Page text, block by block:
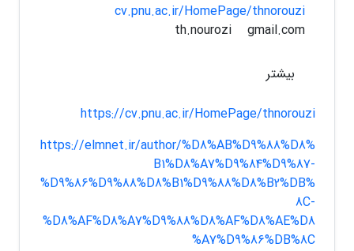
cv.pnu.ac.ir/HomePage/thnorouzi
gmail.com
بیشتر
https://cv.pnu.ac.ir/HomePage/thnorouzi
https://elmnet.ir/author/%D8%AB%D9%88%D8%
B1%D8%A7%D9%84%D9%87-
%D9%86%D9%88%D8%B1%D9%88%D8%B2%DB%
8C-
%D8%AF%D8%A7%D9%88%D8%AF%D8%AE%D8
%A7%D9%86%DB%8C